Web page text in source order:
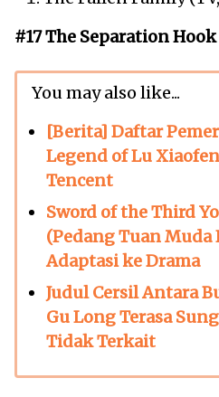
#17 The Separation
You may also like...
[Berita] Daftar
Legend of Lu
Tencent
Sword of the Third
(Pedang Tuan Muda
Adaptasi ke Drama
Judul Cersil Antara
Gu Long Terasa
Tidak Terkait